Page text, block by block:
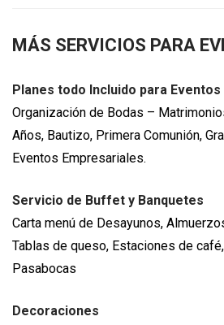
MÁS SERVICIOS PARA
Planes todo Incluido para Eventos
Organización de Bodas –
Años, Bautizo, Primera Comunión,
Eventos Empresariales.
Servicio de Buffet y Banquetes
Carta menú de Desayunos,
Tablas de queso, Estaciones de
Pasabocas
Decoraciones